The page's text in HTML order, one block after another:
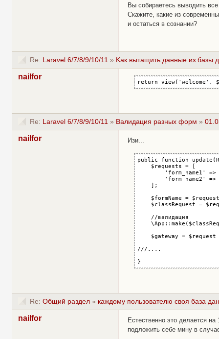
Вы собираетесь выводить
Скажите, какие из
и остаться в сознании?
Re: Laravel 6/7/8/9/10/11 » Kак вытащить данные из базы
nailfor
return view('welcome',
Re: Laravel 6/7/8/9/10/11 » Валидация разных форм »
nailfor Изи...
public function
    $requests = [
'form_name1' =>
'form_name2' =>
    ];
$formName =
$classRequest =
    //валидация
$gateway = $request
///....
}
Re: Общий раздел » каждому пользователю своя база
nailfor
Естественно это делается
подложить себе мину в